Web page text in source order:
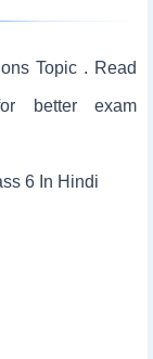
Topic . Read
better exam
6 In Hindi